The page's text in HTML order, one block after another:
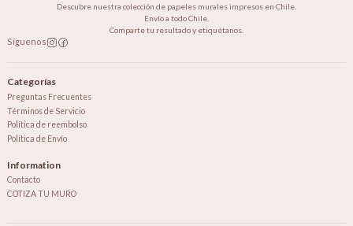
Descubre nuestra colección de papeles murales impresos en Chile.
Envío a todo Chile.
Comparte tu resultado y etiquétanos.
Síguenos
Categorías
Preguntas Frecuentes
Términos de Servicio
Política de reembolso
Política de Envío
Information
Contacto
COTIZA TU MURO